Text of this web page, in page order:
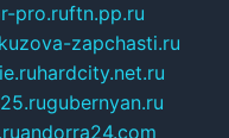
pro.ruftn.pp.ru
kuzova-zapchasti.ru
hardcity.net.ru
gubernyan.ru
andorra24.com